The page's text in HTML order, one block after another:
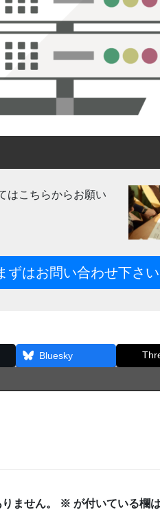
はこちらからお願い
ずはお問い合わせ下さい
Bluesky
ません。 ※ が付いている欄